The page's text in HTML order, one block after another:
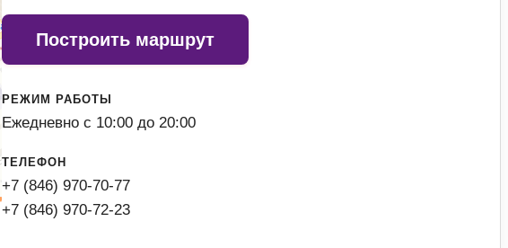
Построить маршрут
РЕЖИМ РАБОТЫ
Ежедневно с 10:00 до 20:00
ТЕЛЕФОН
+7 (846) 970-70-77
+7 (846) 970-72-23